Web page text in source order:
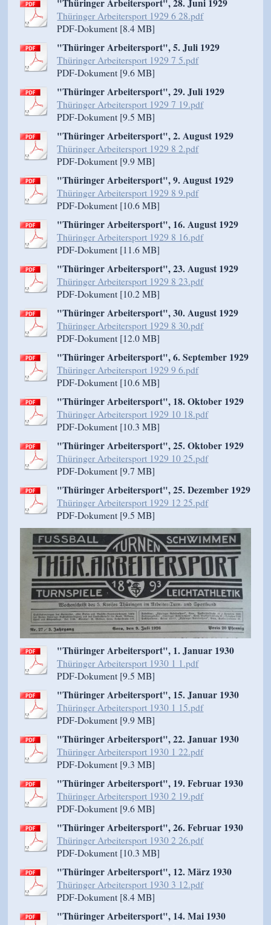
"Thüringer Arbeitersport", 28. Juni 1929
Thüringer Arbeitersport 1929 6 28.pdf
PDF-Dokument [8.4 MB]
"Thüringer Arbeitersport", 5. Juli 1929
Thüringer Arbeitersport 1929 7 5.pdf
PDF-Dokument [9.6 MB]
"Thüringer Arbeitersport", 29. Juli 1929
Thüringer Arbeitersport 1929 7 19.pdf
PDF-Dokument [9.5 MB]
"Thüringer Arbeitersport", 2. August 1929
Thüringer Arbeitersport 1929 8 2.pdf
PDF-Dokument [9.9 MB]
"Thüringer Arbeitersport", 9. August 1929
Thüringer Arbeitersport 1929 8 9.pdf
PDF-Dokument [10.6 MB]
"Thüringer Arbeitersport", 16. August 1929
Thüringer Arbeitersport 1929 8 16.pdf
PDF-Dokument [11.6 MB]
"Thüringer Arbeitersport", 23. August 1929
Thüringer Arbeitersport 1929 8 23.pdf
PDF-Dokument [10.2 MB]
"Thüringer Arbeitersport", 30. August 1929
Thüringer Arbeitersport 1929 8 30.pdf
PDF-Dokument [12.0 MB]
"Thüringer Arbeitersport", 6. September 1929
Thüringer Arbeitersport 1929 9 6.pdf
PDF-Dokument [10.6 MB]
"Thüringer Arbeitersport", 18. Oktober 1929
Thüringer Arbeitersport 1929 10 18.pdf
PDF-Dokument [10.3 MB]
"Thüringer Arbeitersport", 25. Oktober 1929
Thüringer Arbeitersport 1929 10 25.pdf
PDF-Dokument [9.7 MB]
"Thüringer Arbeitersport", 25. Dezember 1929
Thüringer Arbeitersport 1929 12 25.pdf
PDF-Dokument [9.5 MB]
"Thüringer Arbeitersport", 1. Januar 1930
Thüringer Arbeitersport 1930 1 1.pdf
PDF-Dokument [9.5 MB]
"Thüringer Arbeitersport", 15. Januar 1930
Thüringer Arbeitersport 1930 1 15.pdf
PDF-Dokument [9.9 MB]
"Thüringer Arbeitersport", 22. Januar 1930
Thüringer Arbeitersport 1930 1 22.pdf
PDF-Dokument [9.3 MB]
"Thüringer Arbeitersport", 19. Februar 1930
Thüringer Arbeitersport 1930 2 19.pdf
PDF-Dokument [9.6 MB]
"Thüringer Arbeitersport", 26. Februar 1930
Thüringer Arbeitersport 1930 2 26.pdf
PDF-Dokument [10.3 MB]
"Thüringer Arbeitersport", 12. März 1930
Thüringer Arbeitersport 1930 3 12.pdf
PDF-Dokument [8.4 MB]
"Thüringer Arbeitersport", 14. Mai 1930